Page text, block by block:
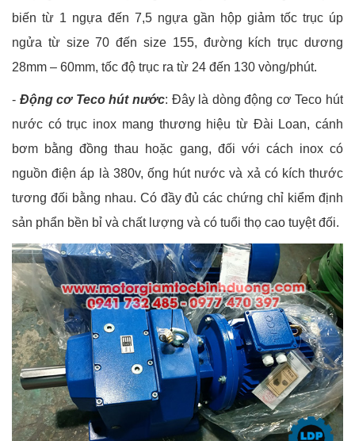
biến từ 1 ngựa đến 7,5 ngựa gần hộp giảm tốc trục úp
ngửa từ size 70 đến size 155, đường kích trục dương
28mm – 60mm, tốc độ trục ra từ 24 đến 130 vòng/phút.
- Động cơ Teco hút nước: Đây là dòng động cơ Teco hút
nước có trục inox mang thương hiệu từ Đài Loan, cánh
bơm bằng đồng thau hoặc gang, đối với cách inox có
nguồn điện áp là 380v, ống hút nước và xả có kích thước
tương đối bằng nhau. Có đầy đủ các chứng chỉ kiểm định
sản phẩn bền bỉ và chất lượng và có tuổi thọ cao tuyệt đối.